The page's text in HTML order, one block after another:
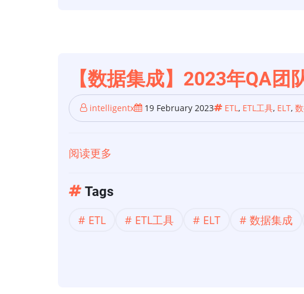
佳
免
费
工
【数据集成】2023年QA
intelligentx 19 February 2023 ETL, ETL工具, ELT,
阅读更多
【数
Tags
ETL ETL工具 ELT 数据集成